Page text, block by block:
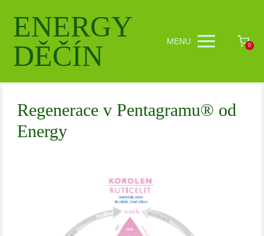
ENERGY
DĚČÍN
MENU 0
Regenerace v Pentagramu® od
Energy